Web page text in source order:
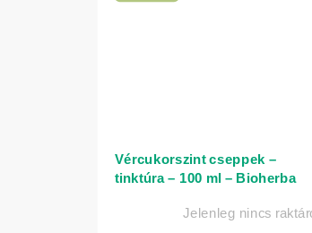
Vércukorszint cseppek –
tinktúra – 100 ml – Bioherba
Jelenleg nincs